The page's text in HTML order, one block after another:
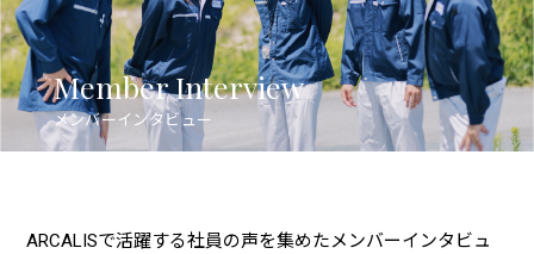
Member Interview
メンバーインタビュー
ARCALISで活躍する社員の声を集めたメンバーインタビュ